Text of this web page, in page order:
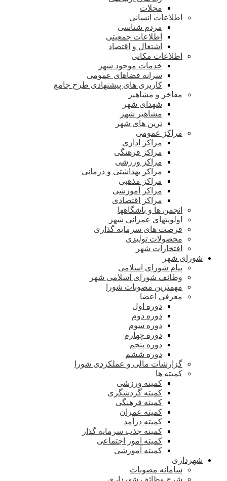
محلات
اطلاعات انسانی
مردم شناسی
اطلاعات جمعیتی
اشتغال و اقتصاد
اطلاعات مکانی
خدمات موجود شهر
سرانه فضاهای عمومی
کاربری های پیشنهادی طرح جامع
مفاخر و مشاهیر
شهدای شهر
مشاهیر شهر
ترین های شهر
مراکز عمومی
مراکز اداری
مراکز فرهنگی
مراکز ورزشی
مراکز بهداشتی و درمانی
مراکز مذهبی
مراکز آموزشی
مراکز اقتصادی
انجمن ها و باشگاهها
اولویتهای عمرانی شهر
فرصت های سرمایه گذاری
محصولات تولیدی
افتخارات شهر
شورای شهر
پیام شورای اسلامی
وظائف شورای اسلامی شهر
مهمترین مصوبات شورا
معرفی اعضا
دوره اول
دوره دوم
دوره سوم
دوره چهارم
دوره پنجم
دوره ششم
گزارشات مالی و عملکردی شورا
کمیته ها
کمیته ورزشی
کمیته گردشگری
کمیته فرهنگی
کمیته عمران
کمیته درآمد
کمیته جذب سرمایه گذار
کمیته امور اجتماعی
کمیته آموزشی
شهرداری
سامانه مصوبات
شرح وظائف شهرداری